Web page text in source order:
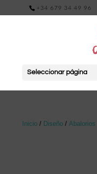
+34 679 34 49 96
Seleccionar página
Inicio/ Diseño/ Abalorios